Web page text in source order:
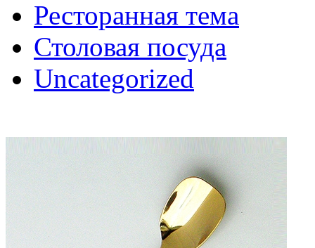
Ресторанная тема
Столовая посуда
Uncategorized